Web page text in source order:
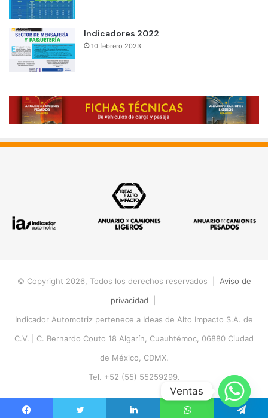
Indicadores 2022
10 febrero 2023
© Copyright 2026, Todos los derechos reservados | Aviso de
privacidad
Indicador Automotriz pertenece a Ideas de Alto Impacto S.A. de
C.V. | C. Bernardo Couto 18 Algarín, Cuauhtémoc, 06880 Ciudad
de México, CDMX.
Tel. +52 (55) 55259299.
Ventas